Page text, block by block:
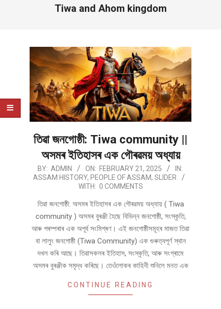
Tiwa and Ahom kingdom
তিৱা জনগোষ্ঠী: Tiwa community ||
অসমৰ ইতিহাসৰ এক গৌৰৱময় অধ্যায়
2025-
02-
BY: ADMIN ON: FEBRUARY 21, 2025
IN:
ASSAM HISTORY, PEOPLE OF ASSAM, SLIDER
WITH: 0 COMMENTS
তিৱা জনগোষ্ঠী: অসমৰ ইতিহাসৰ এক গৌৰৱময় অধ্যায় ( Tiwa
community ) অসমৰ বুৰঞ্জী হৈছে বিভিন্ন জনগোষ্ঠী, সংস্কৃতি,
আৰু পৰম্পৰাৰ এক অপূৰ্ব সংমিশ্ৰণ। এই জনগোষ্ঠীসমূহৰ মাজত তিৱা
বা লালুং জনগোষ্ঠী (Tiwa Community) এক গুৰুত্বপূৰ্ণ স্থান
দখল কৰি আছে। তিৱাসকলৰ ইতিহাস, সংস্কৃতি, আৰু সংগ্ৰামে
অসমৰ বুৰঞ্জীক সমৃদ্ধ কৰিছে। তেওঁলোকৰ কাহিনী শুনিলে মনত এক
CONTINUE READING